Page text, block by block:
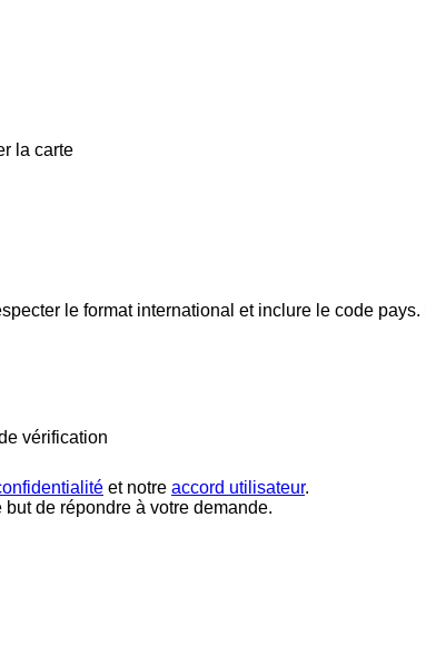
la carte
le format international et inclure le code pays.
vérification
et notre accord utilisateur.
de répondre à votre demande.